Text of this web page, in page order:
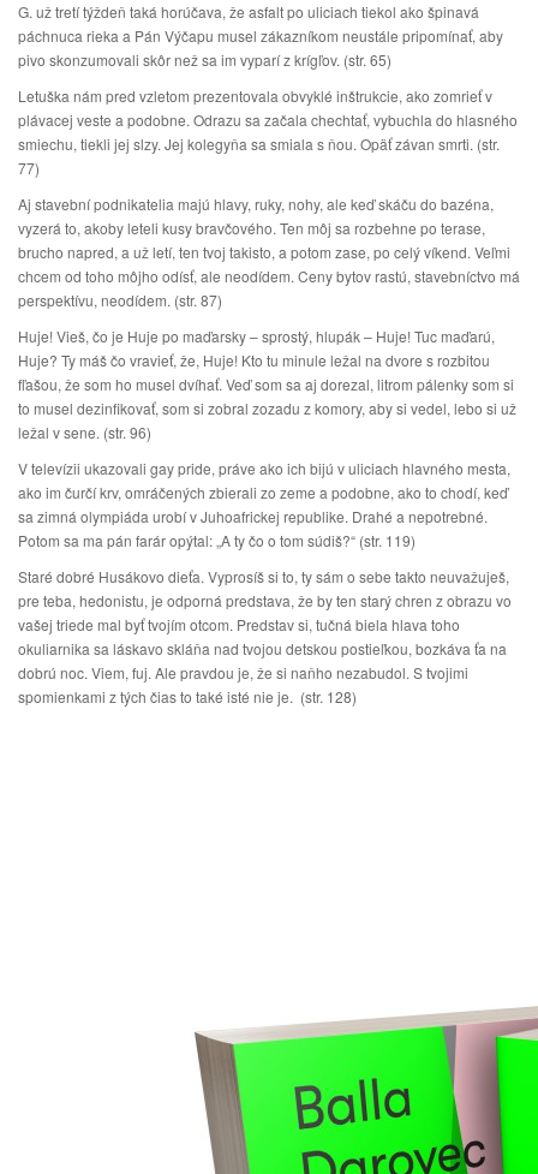
G. už tretí týždeň taká horúčava, že asfalt po uliciach tiekol ako špinavá
páchnuca rieka a Pán Výčapu musel zákazníkom neustále pripomínať, aby
pivo skonzumovali skôr než sa im vyparí z krígľov. (str. 65)
Letuška nám pred vzletom prezentovala obvyklé inštrukcie, ako zomrieť v
plávacej veste a podobne. Odrazu sa začala chechtať, vybuchla do hlasného
smiechu, tiekli jej slzy. Jej kolegyňa sa smiala s ňou. Opäť závan smrti. (str.
77)
Aj stavební podnikatelia majú hlavy, ruky, nohy, ale keď skáču do bazéna,
vyzerá to, akoby leteli kusy bravčového. Ten môj sa rozbehne po terase,
brucho napred, a už letí, ten tvoj takisto, a potom zase, po celý víkend. Veľmi
chcem od toho môjho odísť, ale neodídem. Ceny bytov rastú, stavebníctvo má
perspektívu, neodídem. (str. 87)
Huje! Vieš, čo je Huje po maďarsky – sprostý, hlupák – Huje! Tuc maďarú,
Huje? Ty máš čo vravieť, že, Huje! Kto tu minule ležal na dvore s rozbitou
fľašou, že som ho musel dvíhať. Veď som sa aj dorezal, litrom pálenky som si
to musel dezinfikovať, som si zobral zozadu z komory, aby si vedel, lebo si už
ležal v sene. (str. 96)
V televízii ukazovali gay pride, práve ako ich bijú v uliciach hlavného mesta,
ako im čurčí krv, omráčených zbierali zo zeme a podobne, ako to chodí, keď
sa zimná olympiáda urobí v Juhoafrickej republike. Drahé a nepotrebné.
Potom sa ma pán farár opýtal: „A ty čo o tom súdiš?“ (str. 119)
Staré dobré Husákovo dieťa. Vyprosíš si to, ty sám o sebe takto neuvažuješ,
pre teba, hedonistu, je odporná predstava, že by ten starý chren z obrazu vo
vašej triede mal byť tvojím otcom. Predstav si, tučná biela hlava toho
okuliarnika sa láskavo skláňa nad tvojou detskou postieľkou, bozkáva ťa na
dobrú noc. Viem, fuj. Ale pravdou je, že si naňho nezabudol. S tvojimi
spomienkami z tých čias to také isté nie je. (str. 128)